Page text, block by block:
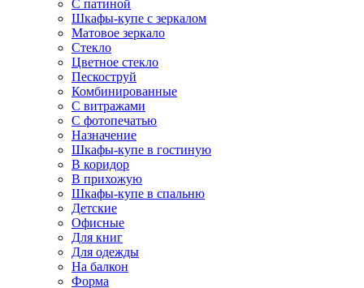
С патиной
Шкафы-купе с зеркалом
Матовое зеркало
Стекло
Цветное стекло
Пескоструй
Комбинированные
С витражами
С фотопечатью
Назначение
Шкафы-купе в гостиную
В коридор
В прихожую
Шкафы-купе в спальню
Детские
Офисные
Для книг
Для одежды
На балкон
Форма